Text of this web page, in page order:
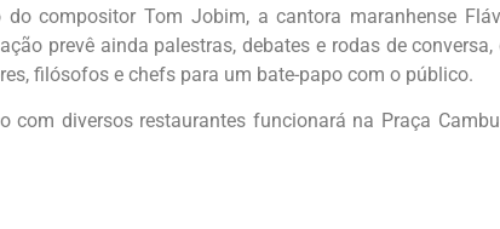
do compositor Tom Jobim, a cantora maranhense
prevê ainda palestras, debates e rodas de conversa,
filósofos e chefs para um bate-papo com o público.
com diversos restaurantes funcionará na Praça